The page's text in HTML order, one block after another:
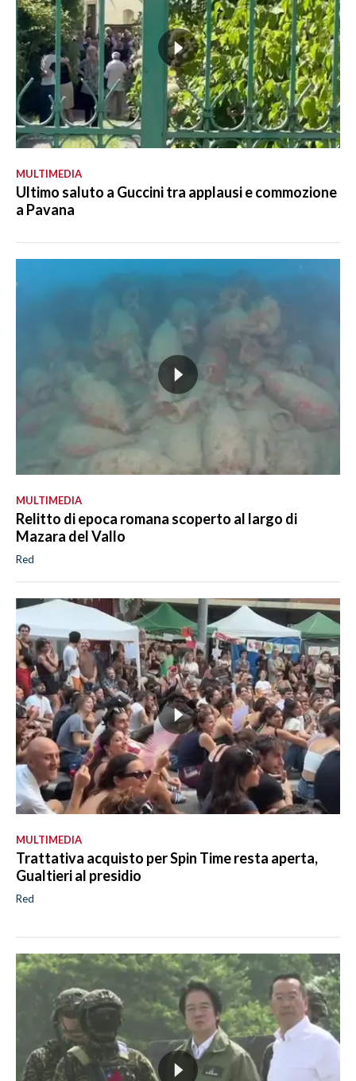
MULTIMEDIA
Ultimo saluto a Guccini tra applausi e commozione
a Pavana
MULTIMEDIA
Relitto di epoca romana scoperto al largo di
Mazara del Vallo
Red
MULTIMEDIA
Trattativa acquisto per Spin Time resta aperta,
Gualtieri al presidio
Red